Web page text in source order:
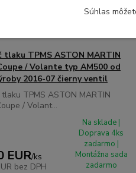
tlaku TPMS ASTON MARTIN
/ Volante typ AM500 od
2016-07 čierny ventil
tlaku TPMS ASTON MARTIN
/ Volant...
EUR/ks
bez DPH
Na sklade |
Doprava 4ks
zadarmo |
Montážna sada
zadarmo
Súhlas